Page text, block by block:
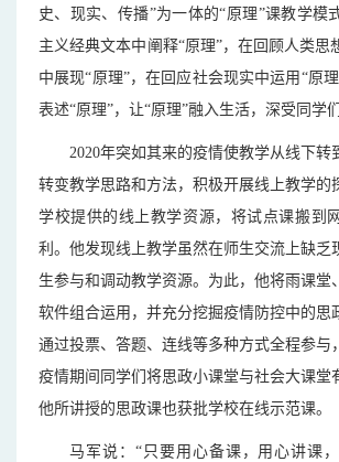
史、现实、传播”为一体的“原理”课教学模
主义经典文本中阐释“原理”，在回顾人类思
中展现“原理”，在回应社会现实中运用“原
表述“原理”，让“原理”融入生活，深受同学
2020年突如其来的疫情使教学从线下转
转变教学思路和方法，积极开展线上教学的
学校提供的线上教学资源，将试点课搬到
利。他发现线上教学虽然在师生交流上缺乏
生参与和调动教学资源。为此，他将雨课堂
软件组合运用，并充分挖掘疫情防控中的思
通过投票、答题、连线等多种方式全程参与
疫情期间同学们将思政小课堂与社会大课堂
他所讲授的思政课也获批学校在线示范课。
马军说：“只要用心备课，用心讲课